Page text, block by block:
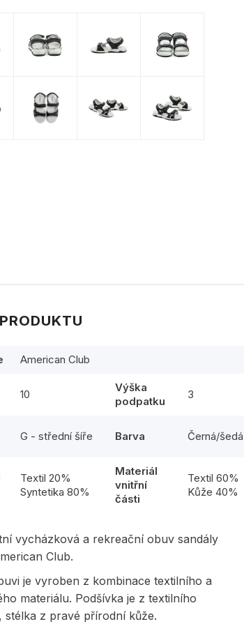
American Club
10
Výška
podpatku
3
G - střední šíře Barva Černá/šedá
Textil 20%
Syntetika 80%
Materiál
vnitřní
části
Textil 60%
Kůže 40%
vycházková a rekreační obuv sandály
Club.
je vyroben z kombinace textilního a
materiálu. Podšívka je z textilního
stélka z pravé přírodní kůže.